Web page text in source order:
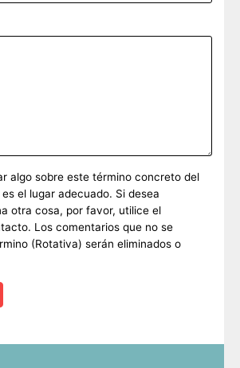
algo sobre este término concreto del
el lugar adecuado. Si desea
otra cosa, por favor, utilice el
Los comentarios que no se
(Rotativa) serán eliminados o